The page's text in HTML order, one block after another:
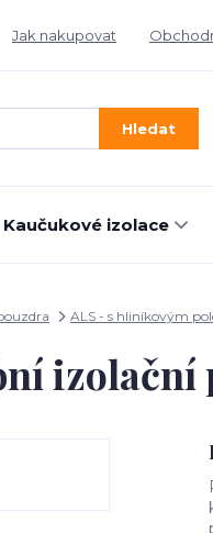
Jak nakupovat
Hledat
Kaučukové izolace
ALS - s hliníkovým
izolační